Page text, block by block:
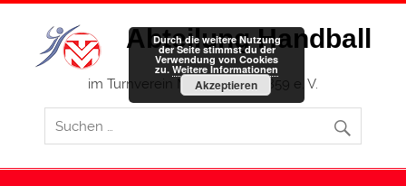
Zum
springen
Abteilung Handball
im Turnverein Memmingen 1859 e. V.
Durch die weitere Nutzung
der Seite stimmst du der
Verwendung von Cookies
zu. Weitere Informationen
Akzeptieren